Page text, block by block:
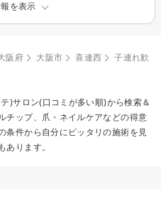
を表示
阪府 大阪市 喜連西
子連れ歓
)サロン(口コミが多い順)から検索＆
チップ、爪・ネイルケアなどの得意
条件から自分にピッタリの施術を見
あります。